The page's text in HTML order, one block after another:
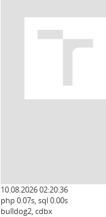
10.08.2026 02:20:36
php 0.07s, sql 0.00s
bulldog2, cdbx